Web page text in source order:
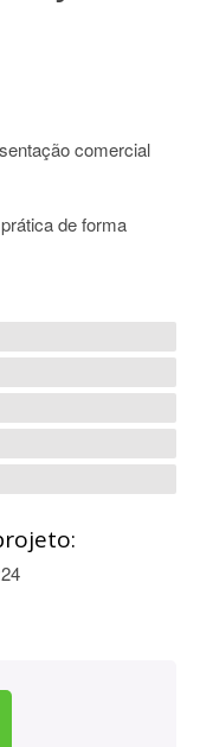
comercial
de forma